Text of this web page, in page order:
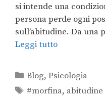
si intende una
persona perde ogni
sull’abitudine. Da una
Leggi tutto
Blog,Psicologia
#morfina, abitudine